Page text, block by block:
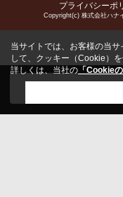
プライバシーポ
Copyright(c) 株式会社ハナ
こちらの物件
当サイトでは、お客様の当
して、クッキー（Cookie）を
詳しくは、当社の 「Cookie